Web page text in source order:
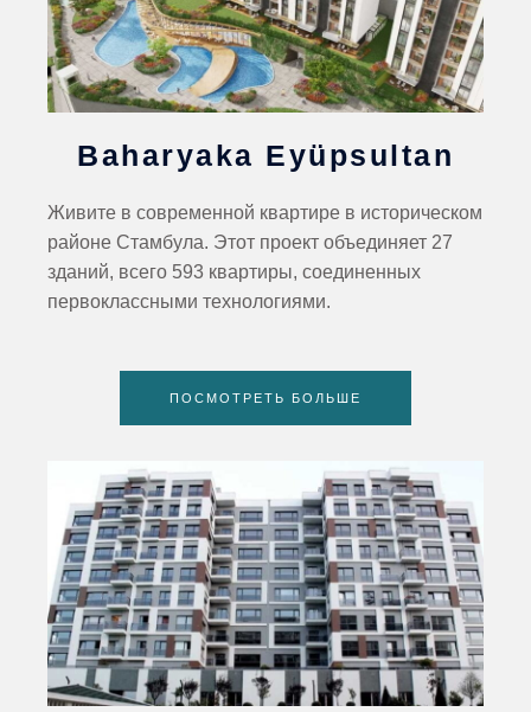
Baharyaka Eyüpsultan
Живите в современной квартире в историческом
районе Стамбула. Этот проект объединяет 27
зданий, всего 593 квартиры, соединенных
первоклассными технологиями.
ПОСМОТРЕТЬ БОЛЬШЕ